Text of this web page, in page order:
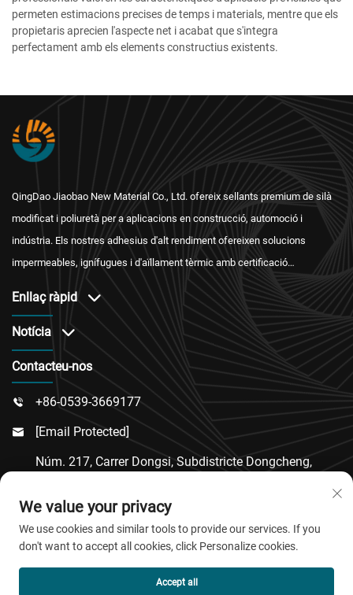
permeten estimacions precises de temps i materials, mentre que els
propietaris aprecien l'aspecte net i acabat que s'integra
perfectament amb els elements constructius existents.
QingDao Jiaobao New Material Co., Ltd. ofereix sellants premium de silà
modificat i poliuretà per a aplicacions en construcció, automoció i
indústria. Els nostres adhesius d'alt rendiment ofereixen solucions
impermeables, ignífugues i d'aïllament tèrmic amb certificació
Enllaç ràpid
Notícia
Contacteu-nos
 +86-0539-3669177
 [email Protected]
Núm. 217, Carrer Dongsi, Subdistricte Dongcheng,
Shandong
Copyright © 2026 QingDao Jiaobao New Material Co.,Ltd.
Tots els drets reservats.
We value your privacy
We use cookies and similar tools to provide our services. If you
don't want to accept all cookies, click Personalize cookies.
Accept all